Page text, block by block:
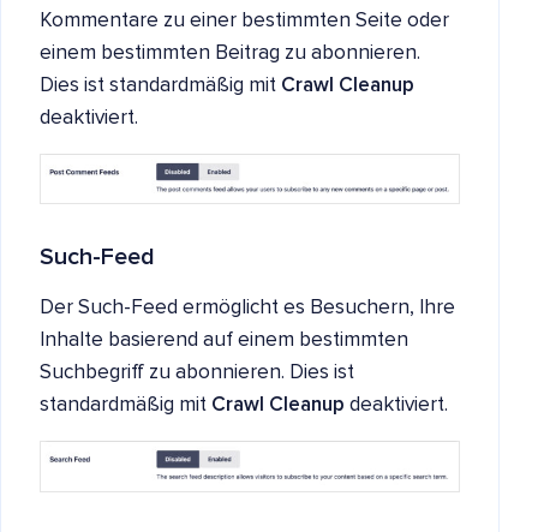
Kommentare zu einer bestimmten Seite oder
einem bestimmten Beitrag zu abonnieren.
Dies ist standardmäßig mit Crawl Cleanup
deaktiviert.
Such-Feed
Der Such-Feed ermöglicht es Besuchern, Ihre
Inhalte basierend auf einem bestimmten
Suchbegriff zu abonnieren. Dies ist
standardmäßig mit Crawl Cleanup deaktiviert.